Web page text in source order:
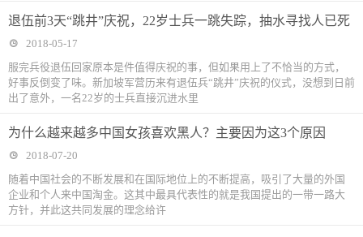
退伍前3天“跳井”庆祝，22岁士兵一跳失踪，抽水寻找人已死
2018-05-17
服完兵役退伍回家原本是件值得庆祝的事，但如果用上了不恰当的方式，
好事反倒变了味。新加坡军营历来有退伍兵“跳井”庆祝的仪式，没想到日前
出了意外，一名22岁的士兵直接沉进水里
为什么越来越多中国女孩喜欢黑人？主要因为这3个原因
2018-07-20
随着中国社会的不断发展和在国际地位上的不断提高，吸引了大量的外国
企业和个人来中国淘金。这其中最具代表性的就是我国提出的一带一路大
方针，并此这共同发展的理念给许